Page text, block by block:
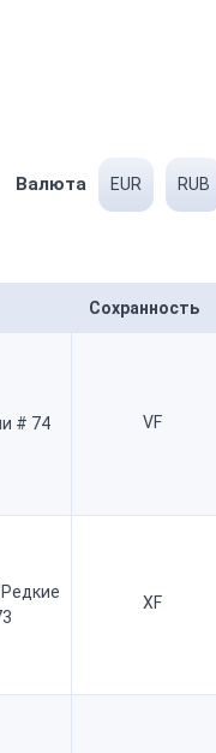
Валюта EUR RUB
Сохранность
# 74 VF
XF